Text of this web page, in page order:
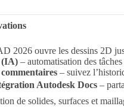
2026 ouvre les dessins 2D
(IA) – automatisation des
– suivez
Autodesk Docs –
de solides, surfaces et